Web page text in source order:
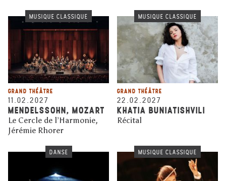
MUSIQUE CLASSIQUE
GRAND THÉÂTRE
11.02.2027
MENDELSSOHN, MOZART
Le Cercle de l’Harmonie,
Jérémie Rhorer
MUSIQUE CLASSIQUE
GRAND THÉÂTRE
22.02.2027
KHATIA BUNIATISHVILI
Récital
DANSE MUSIQUE CLASSIQUE